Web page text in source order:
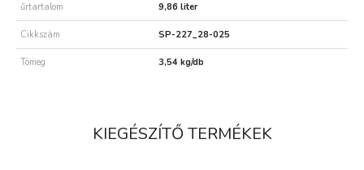
űrtartalom 9,86 liter
Cikkszám SP-227_28-025
Tömeg 3,54 kg/db
KIEGÉSZÍTŐ TERMÉKEK